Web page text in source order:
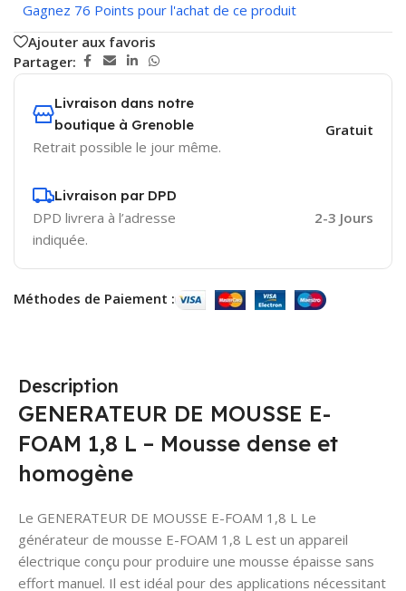
Gagnez 76 Points pour l'achat de ce produit
Ajouter aux favoris
Partager:
Livraison dans notre
boutique à Grenoble
Retrait possible le jour même.
Gratuit
Livraison par DPD
DPD livrera à l’adresse
indiquée.
2-3 Jours
Méthodes de Paiement :
Description
GENERATEUR DE MOUSSE E-
FOAM 1,8 L – Mousse dense et
homogène
Le GENERATEUR DE MOUSSE E-FOAM 1,8 L Le
générateur de mousse E-FOAM 1,8 L est un appareil
électrique conçu pour produire une mousse épaisse sans
effort manuel. Il est idéal pour des applications nécessitant